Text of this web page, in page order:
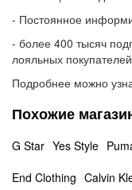
- Постоянное
- более 400 тысяч
лояльных
Подробнее можно
Похожие
G Star Yes Style
End Clothing Calvin